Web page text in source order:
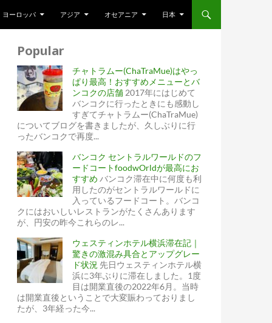
ヨーロッパ アジア オセアニア 日本
Popular
チャトラムー(ChaTraMue)はやっ
ぱり最高！おすすめメニューとバ
ンコクの店舗 2017年にはじめて
バンコクに行ったときにも感動し
すぎてチャトラムー(ChaTraMue)
についてブログを書きましたが、久しぶりに行
ったバンコクで再度...
バンコク セントラルワールドのフ
ードコートfoodwOrldが最高にお
すすめ バンコク滞在中に何度も利
用したのがセントラルワールドに
入っているフードコート。バンコ
クにはおいしいレストランがたくさんあります
が、円安の昨今これらのレ...
ウェスティンホテル横浜滞在記｜
驚きの激混み具合とアップグレー
ド状況 先日ウェスティンホテル横
浜に3年ぶりに滞在しました。1度
目は開業直後の2022年6月。当時
は開業直後ということで大変賑わっておりまし
たが、3年経った今...